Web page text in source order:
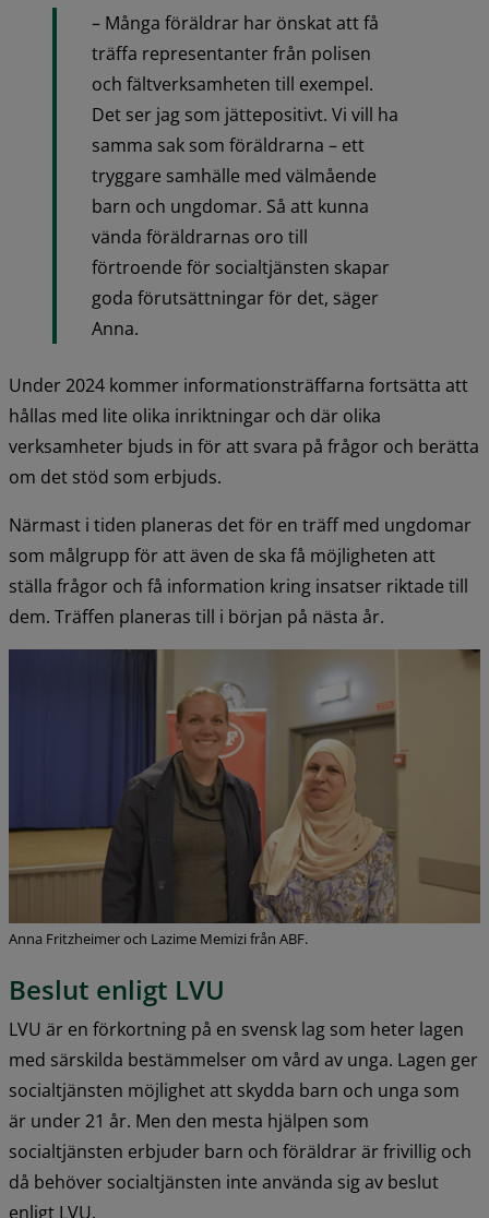
– Många föräldrar har önskat att få
träffa representanter från polisen
och fältverksamheten till exempel.
Det ser jag som jättepositivt. Vi vill ha
samma sak som föräldrarna – ett
tryggare samhälle med välmående
barn och ungdomar. Så att kunna
vända föräldrarnas oro till
förtroende för socialtjänsten skapar
goda förutsättningar för det, säger
Anna.
Under 2024 kommer informationsträffarna fortsätta att
hållas med lite olika inriktningar och där olika
verksamheter bjuds in för att svara på frågor och berätta
om det stöd som erbjuds.
Närmast i tiden planeras det för en träff med ungdomar
som målgrupp för att även de ska få möjligheten att
ställa frågor och få information kring insatser riktade till
dem. Träffen planeras till i början på nästa år.
Anna Fritzheimer och Lazime Memizi från ABF.
Beslut enligt LVU
LVU är en förkortning på en svensk lag som heter lagen
med särskilda bestämmelser om vård av unga. Lagen ger
socialtjänsten möjlighet att skydda barn och unga som
är under 21 år. Men den mesta hjälpen som
socialtjänsten erbjuder barn och föräldrar är frivillig och
då behöver socialtjänsten inte använda sig av beslut
enligt LVU.